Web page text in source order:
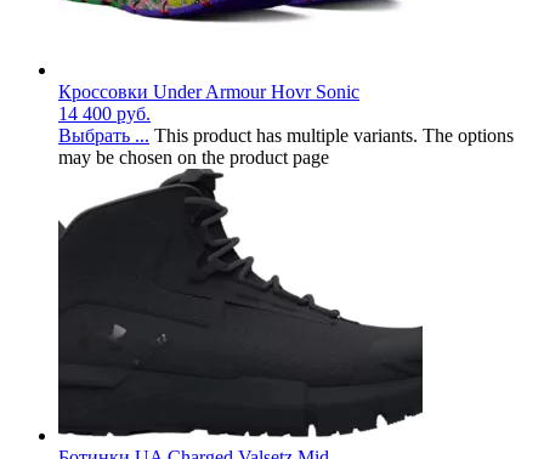
Кроссовки Under Armour Hovr Sonic
14 400 руб.
Выбрать ... This product has multiple variants. The options
may be chosen on the product page